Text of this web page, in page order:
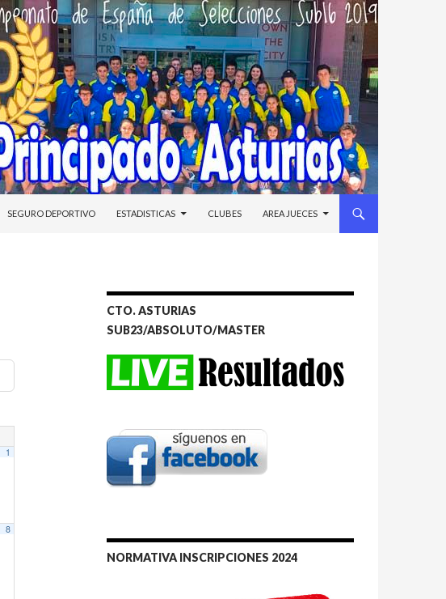
SEGURO DEPORTIVO ESTADISTICAS CLUBES AREA JUECES
1
8
CTO. ASTURIAS
SUB23/ABSOLUTO/MASTER
NORMATIVA INSCRIPCIONES 2024